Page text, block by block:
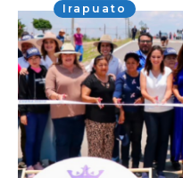
Irapuato